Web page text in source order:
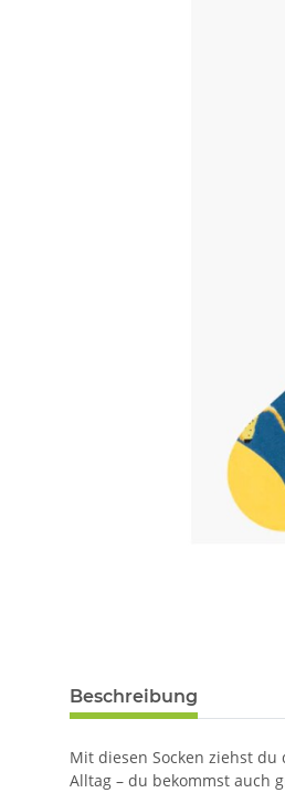
Beschreibung
Mit diesen Socken ziehst
Alltag – du bekommst auch